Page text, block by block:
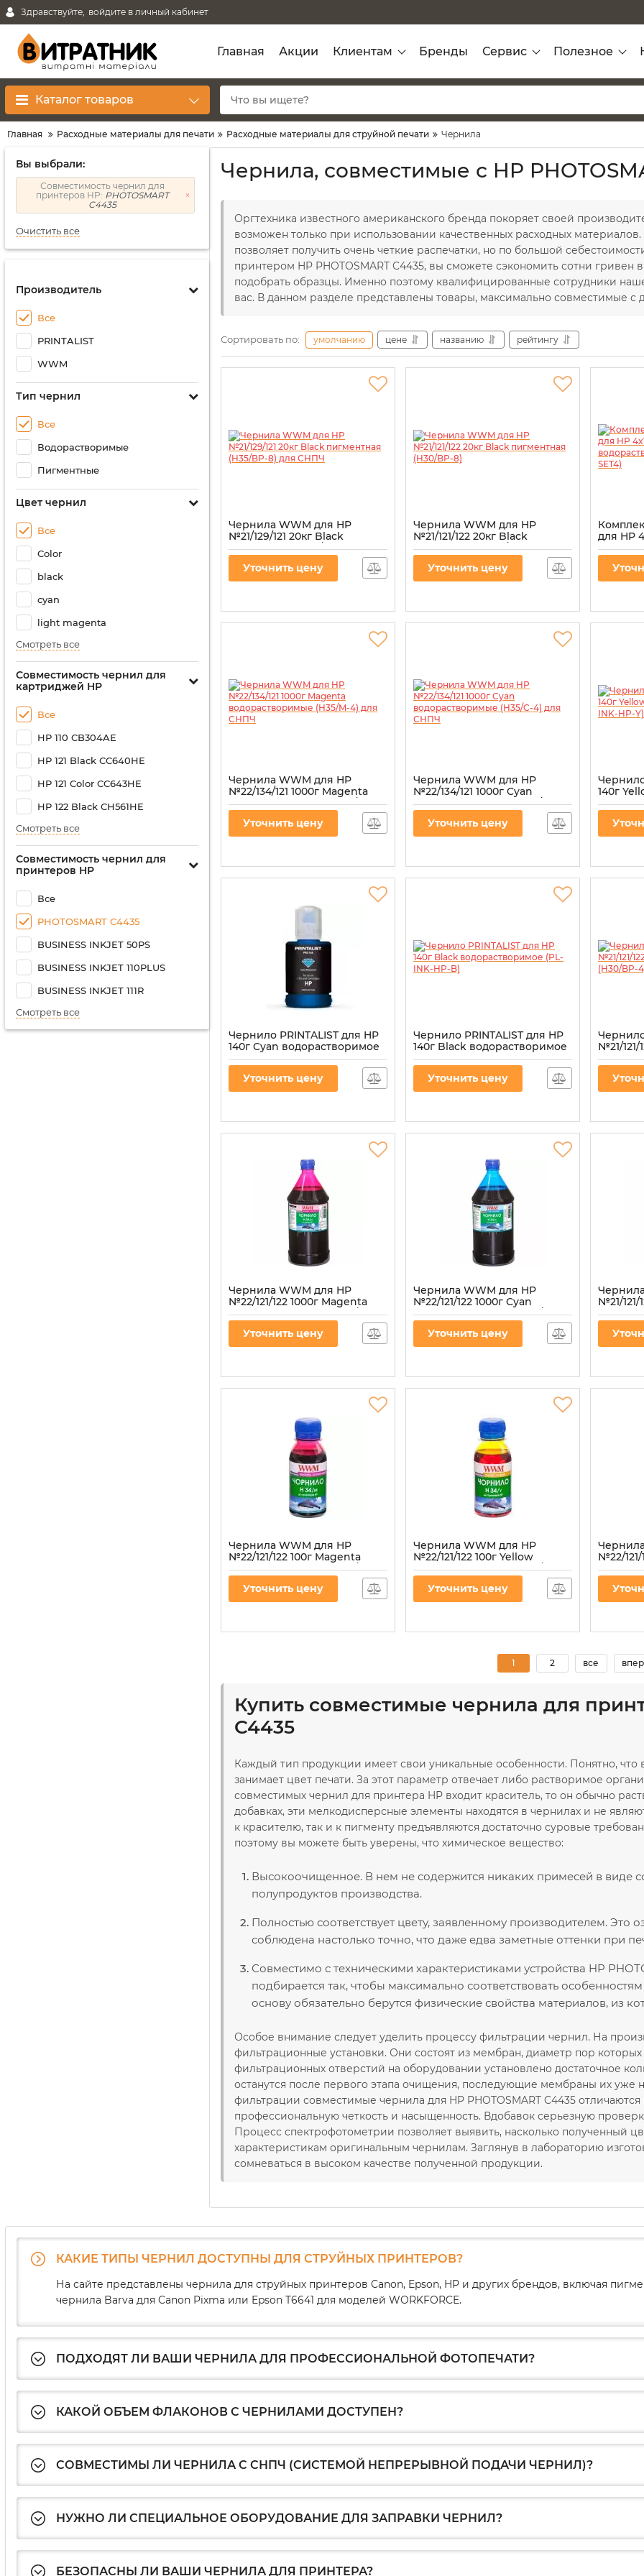
Здравствуйте, войдите в личный кабинет
Главная Акции Клиентам Бренды Сервис Полезное
Каталог товаров
Главная Расходные материалы для печати Расходные материалы для струйной печати Чернила
Вы выбрали:
Совместимость чернил для
принтеров HP: PHOTOSMART
C4435
Очистить все
Производитель
Все
PRINTALIST
WWM
Тип чернил
Все
Водорастворимые
Пигментные
Цвет чернил
Все
Color
black
cyan
light magenta
Смотреть все
Совместимость чернил для
картриджей HP
Все
HP 110 CB304AE
HP 121 Black CC640HE
HP 121 Color CC643HE
HP 122 Black CH561HE
Смотреть все
Совместимость чернил для
принтеров HP
Все
PHOTOSMART C4435
BUSINESS INKJET 50PS
BUSINESS INKJET 110PLUS
BUSINESS INKJET 111R
Смотреть все
Чернила, совместимые с HP
Оргтехника известного американского бренда покоряет своей
возможен только при использовании качественных расходных
позволяет получить очень четкие распечатки, но по большой
принтером HP PHOTOSMART C4435, вы сможете сэкономить сотни гривен
подобрать образцы. Именно поэтому квалифицированные сотрудники
вас. В данном разделе представлены товары, максимально совместимые
Сортировать по: умолчанию цене названию рейтингу
Чернила WWM для HP
№21/129/121 20кг Black
пигментная (H35/BP-8) для
СНПЧ
Артикул:H35/BP-8
Уточнить цену
Чернила WWM для HP
№21/121/122 20кг Black
пигментная (H30/BP-8)
Уточнить цену
для HP
HP-SET4)
Артикул:
Чернила WWM для HP
№22/134/121 1000г Magenta
водорастворимые (H35/M-4)
для СНПЧ
Артикул:H35/M-4
Уточнить цену
Чернила WWM для HP
№22/134/121 1000г Cyan
водорастворимые (H35/C-4)
для СНПЧ
Артикул:H35/C-4
Уточнить цену
140г
(PL-INK-
Чернило PRINTALIST для HP
140г Cyan водорастворимое
(PL-INK-HP-C)
Уточнить цену
Чернило PRINTALIST для HP
140г Black водорастворимое
(PL-INK-HP-B)
Уточнить цену
№21/121/
Чернила WWM для HP
№22/121/122 1000г Magenta
водорастворимые (H34/M-4)
Уточнить цену
Чернила WWM для HP
№22/121/122 1000г Cyan
водорастворимые (H34/C-4)
Уточнить цену
№21/121/
Чернила WWM для HP
№22/121/122 100г Magenta
водорастворимые (H34/M-2)
Уточнить цену
Чернила WWM для HP
№22/121/122 100г Yellow
водорастворимые (H34/Y-2)
Уточнить цену
№22/121/
1 2 все
Купить совместимые чернила для
C4435
Каждый тип продукции имеет свои уникальные особенности. Понятно,
занимает цвет печати. За этот параметр отвечает либо растворимое
совместимых чернил для принтера HP входит краситель, то он обычно
добавках, эти мелкодисперсные элементы находятся в чернилах и не
к красителю, так и к пигменту предъявляются достаточно суровые
поэтому вы можете быть уверены, что химическое вещество:
Высокоочищенное. В нем не содержится никаких примесей в виде
полупродуктов производства.
Полностью соответствует цвету, заявленному производителем. Это
соблюдена настолько точно, что даже едва заметные оттенки при
Совместимо с техническими характеристиками устройства HP
подбирается так, чтобы максимально соответствовать
основу обязательно берутся физические свойства материалов, из
Особое внимание следует уделить процессу фильтрации чернил. На
фильтрационные установки. Они состоят из мембран, диаметр пор
фильтрационных отверстий на оборудовании установлено достаточное
останутся после первого этапа очищения, последующие мембраны их уже
фильтрации совместимые чернила для HP PHOTOSMART C4435
профессиональную четкость и насыщенность. Вдобавок серьезную
Процесс спектрофотометрии позволяет выявить, насколько полученный
характеристикам оригинальным чернилам. Заглянув в лабораторию
сомневаться в высоком качестве полученной продукции.
КАКИЕ ТИПЫ ЧЕРНИЛ ДОСТУПНЫ ДЛЯ СТРУЙНЫХ ПРИНТЕРОВ?
На сайте представлены чернила для струйных принтеров Canon, Epson, HP и других брендов, включая
чернила Barva для Canon Pixma или Epson T6641 для моделей WORKFORCE.
ПОДХОДЯТ ЛИ ВАШИ ЧЕРНИЛА ДЛЯ ПРОФЕССИОНАЛЬНОЙ ФОТОПЕЧАТИ?
КАКОЙ ОБЪЕМ ФЛАКОНОВ С ЧЕРНИЛАМИ ДОСТУПЕН?
СОВМЕСТИМЫ ЛИ ЧЕРНИЛА С СНПЧ (СИСТЕМОЙ НЕПРЕРЫВНОЙ ПОДАЧИ ЧЕРНИЛ)?
НУЖНО ЛИ СПЕЦИАЛЬНОЕ ОБОРУДОВАНИЕ ДЛЯ ЗАПРАВКИ ЧЕРНИЛ?
БЕЗОПАСНЫ ЛИ ВАШИ ЧЕРНИЛА ДЛЯ ПРИНТЕРА?